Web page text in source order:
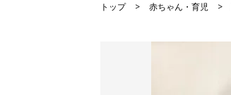
トップ 赤ちゃん・育児